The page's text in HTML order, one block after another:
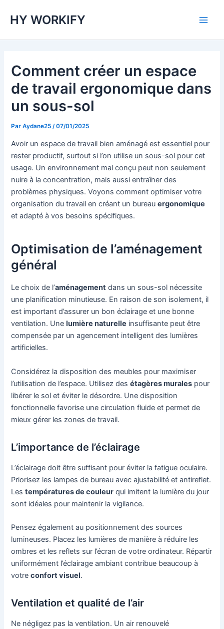
HY WORKIFY
Comment créer un espace
de travail ergonomique dans
un sous-sol
ParAydane25 /07/01/2025
Avoir un espace de travail bien aménagé est essentiel pour
rester productif, surtout si l’on utilise un sous-sol pour cet
usage. Un environnement mal conçu peut non seulement
nuire à la concentration, mais aussi entraîner des
problèmes physiques. Voyons comment optimiser votre
organisation du travail en créant un bureauergonomique
et adapté à vos besoins spécifiques.
Optimisation de l’aménagement
général
Le choix de l’aménagement dans un sous-sol nécessite
une planification minutieuse. En raison de son isolement, il
est important d’assurer un bon éclairage et une bonne
ventilation. Une lumière naturelle insuffisante peut être
compensée par un agencement intelligent des lumières
artificielles.
Considérez la disposition des meubles pour maximiser
l’utilisation de l’espace. Utilisez desétagères murales pour
libérer le sol et éviter le désordre. Une disposition
fonctionnelle favorise une circulation fluide et permet de
mieux gérer les zones de travail.
L’importance de l’éclairage
L’éclairage doit être suffisant pour éviter la fatigue oculaire.
Priorisez les lampes de bureau avec ajustabilité et antireflet.
Lestempératures de couleur qui imitent la lumière du jour
sont idéales pour maintenir la vigilance.
Pensez également au positionnement des sources
lumineuses. Placez les lumières de manière à réduire les
ombres et les reflets sur l’écran de votre ordinateur. Répartir
uniformément l’éclairage ambiant contribue beaucoup à
votreconfort visuel.
Ventilation et qualité de l’air
Ne négligez pas la ventilation. Un air renouvelé